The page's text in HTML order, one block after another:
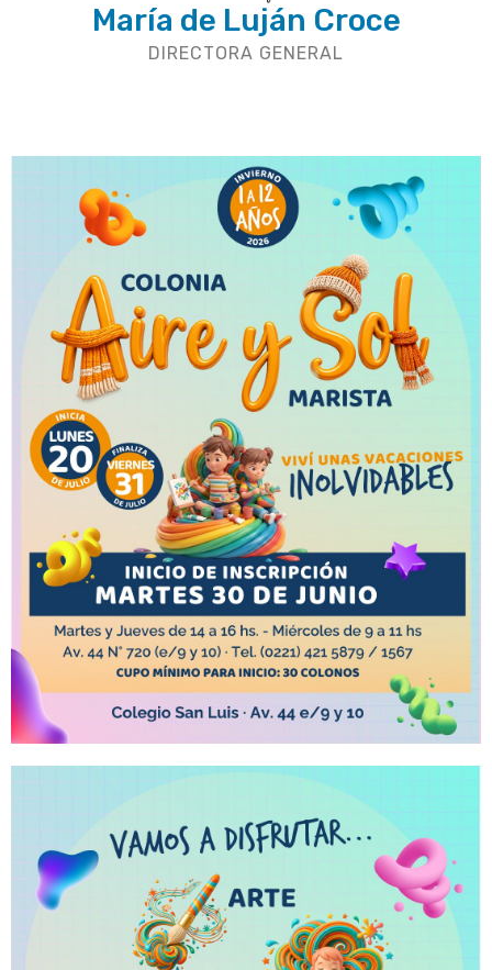
María de Luján Croce
DIRECTORA GENERAL